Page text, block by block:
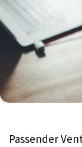
Passender